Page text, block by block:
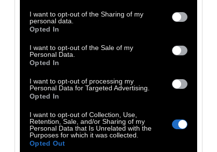
I want to opt-out of the Sharing of my
personal data.
Opted In
I want to opt-out of the Sale of my
Personal Data.
Opted In
I want to opt-out of processing my
Personal Data for Targeted Advertising.
Opted In
I want to opt-out of Collection, Use,
Retention, Sale, and/or Sharing of my
Personal Data that Is Unrelated with the
Purposes for which it was collected.
Opted Out
Η πρόσβαση στην υγεία παραμένει
«προνομιακό» αγαθό
που εξαρτάται από
το εισόδημα, καθώς το 32% των οικονομικά
ασθενέστερων πολιτών δηλώνει
ανεκπλήρωτες ανάγκες υγείας. Ανάμεσα σε
αυτούς οι ηλικιωμένοι που έχουν τα
μεγαλύτερα προβλήματα υγείας, είναι οι πιο
Η απόσταση ανάμεσα στα 8,1 δισ. ευρώπου
διοχετεύτηκαν στην Ευρώπη και τη μηδενική